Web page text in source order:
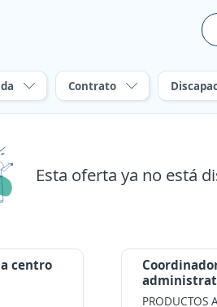
Contrato
Esta oferta ya no está
centro
PRODUCTOS